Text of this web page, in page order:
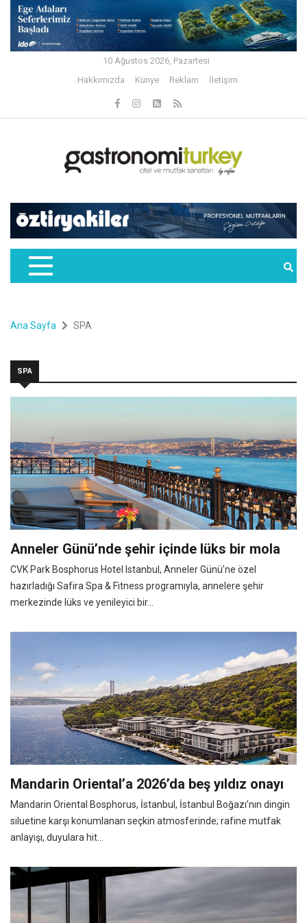
10 Ağustos 2026, Pazartesi
Hakkımızda
Künye Reklam İletişim
Ana Sayfa SPA
SPA
Anneler Günü’nde şehir içinde lüks bir mola
CVK Park Bosphorus Hotel Istanbul, Anneler Günü’ne özel
hazırladığı Safira Spa & Fitness programıyla, annelere şehir
merkezinde lüks ve yenileyici bir...
Mandarin Oriental’a 2026’da beş yıldız onayı
Mandarin Oriental Bosphorus, İstanbul, İstanbul Boğazı’nın dingin
siluetine karşı konumlanan seçkin atmosferinde; rafine mutfak
anlayışı, duyulara hit...